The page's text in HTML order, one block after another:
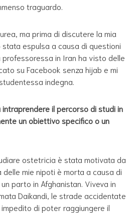
traguardo.
ma prima di discutere la mia
espulsa a causa di questioni
professoressa in Iran ha visto delle
su Facebook senza hijab e mi
indegna.
intraprendere il percorso di studi in
un obiettivo specifico o un
ostetricia è stata motivata da
mie nipoti è morta a causa di
parto in Afghanistan. Viveva in
Daikandi, le strade accidentate
di poter raggiungere il